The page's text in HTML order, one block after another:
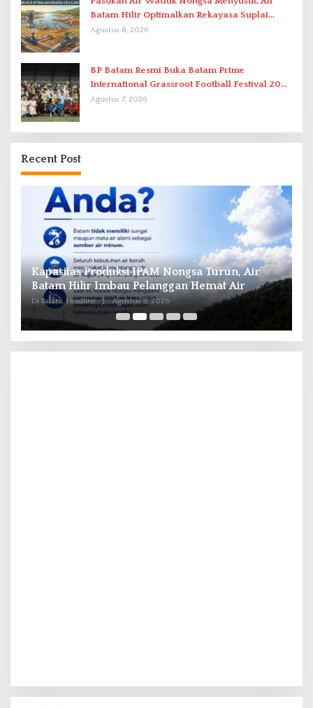
Batam Hilir Optimalkan Rekayasa Suplai
Antar-IPAM
Agustus 8, 2026
BP Batam Resmi Buka Batam Prime
International Grassroot Football Festival 2026
di Stadion Temenggung Abdul Jamal
Agustus 7, 2026
Recent Post
Kapasitas Produksi IPAM Nongsa Turun, Air
Batam Hilir Imbau Pelanggan Hemat Air
Di Batam, Headline | Agustus 9, 2026